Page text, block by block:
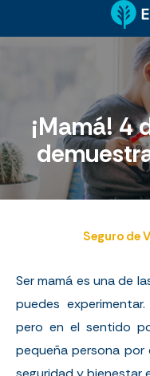
¡Mamá! 4
Seguro de
Ser mamá es una de
puedes
pero en el sentido
pequeña persona